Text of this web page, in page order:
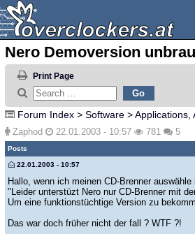
Nero Demoversion
Print Page
Forum Index > Software >Applications,
Zaphod 22.01.2003 - 10:57 781 5
Posts
22.01.2003 - 10:57
Hallo, wenn ich meinen CD-Brenner
"Leider unterstüzt Nero nur CD-Brenner mit
Um eine funktionstüchtige Version zu
Das war doch früher nicht der fall ? WTF ?!